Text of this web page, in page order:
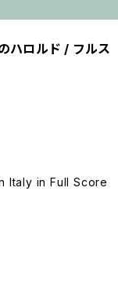
ハロルド / フルス
Italy in Full Score